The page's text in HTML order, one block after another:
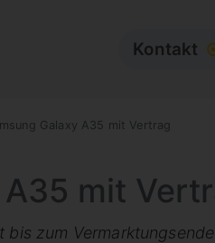
Kontakt
Galaxy A35 mit Vertrag
mit
zum